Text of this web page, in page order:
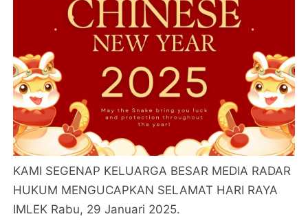
KAMI SEGENAP KELUARGA BESAR MEDIA RADAR
HUKUM MENGUCAPKAN SELAMAT HARI RAYA
IMLEK Rabu, 29 Januari 2025.